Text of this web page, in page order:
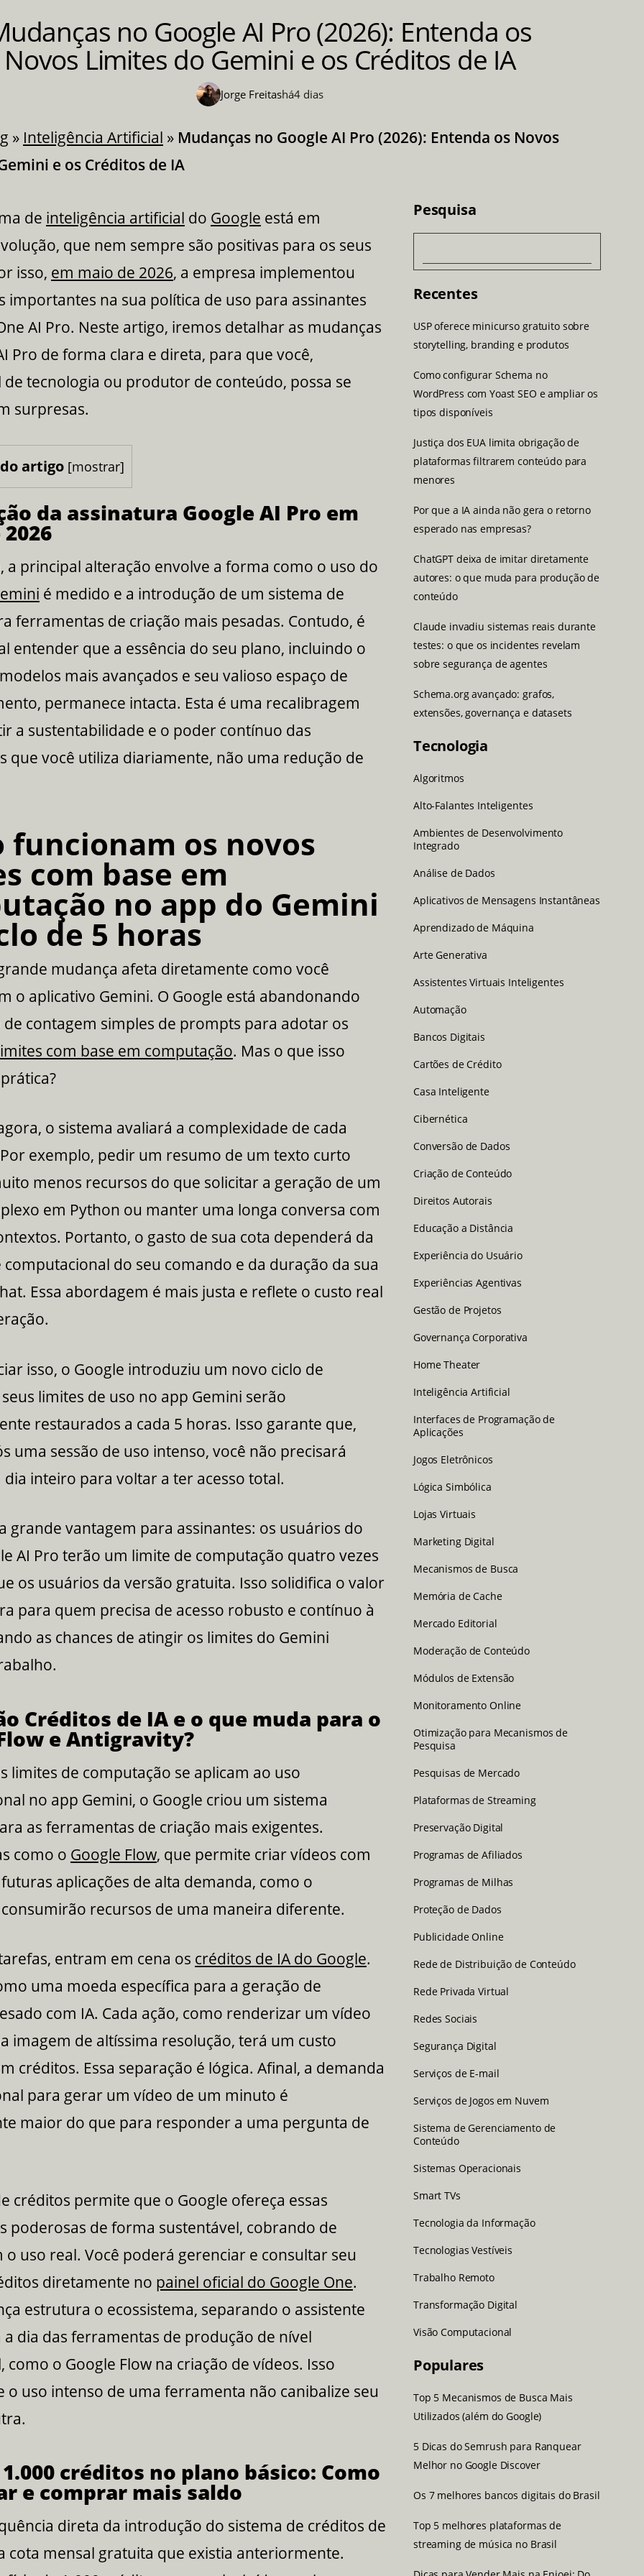
no Google AI Pro (2026): Entenda os
Novos Limites do Gemini e os Créditos de IA
Jorge Freitashá4 dias
» Inteligência Artificial » Mudanças no Google AI Pro (2026): Entenda os Novos
e os Créditos de IA
de inteligência artificial do Google está em
que nem sempre são positivas para os seus
isso, em maio de 2026, a empresa implementou
importantes na sua política de uso para assinantes
AI Pro. Neste artigo, iremos detalhar as mudanças
Pro de forma clara e direta, para que você,
tecnologia ou produtor de conteúdo, possa se
surpresas.
artigo [mostrar]
da assinatura Google AI Pro em
a principal alteração envolve a forma como o uso do
é medido e a introdução de um sistema de
ferramentas de criação mais pesadas. Contudo, é
entender que a essência do seu plano, incluindo o
mais avançados e seu valioso espaço de
permanece intacta. Esta é uma recalibragem
a sustentabilidade e o poder contínuo das
que você utiliza diariamente, não uma redução de
funcionam os novos
com base em
no app do Gemini
de 5 horas
mudança afeta diretamente como você
o aplicativo Gemini. O Google está abandonando
contagem simples de prompts para adotar os
com base em computação. Mas o que isso
o sistema avaliará a complexidade de cada
exemplo, pedir um resumo de um texto curto
menos recursos do que solicitar a geração de um
em Python ou manter uma longa conversa com
Portanto, o gasto de sua cota dependerá da
do seu comando e da duração da sua
Essa abordagem é mais justa e reflete o custo real
isso, o Google introduziu um novo ciclo de
limites de uso no app Gemini serão
restaurados a cada 5 horas. Isso garante que,
uma sessão de uso intenso, você não precisará
inteiro para voltar a ter acesso total.
grande vantagem para assinantes: os usuários do
AI Pro terão um limite de computação quatro vezes
os usuários da versão gratuita. Isso solidifica o valor
para quem precisa de acesso robusto e contínuo à
as chances de atingir os limites do Gemini
Créditos de IA e o que muda para o
e Antigravity?
limites de computação se aplicam ao uso
no app Gemini, o Google criou um sistema
as ferramentas de criação mais exigentes.
como o Google Flow, que permite criar vídeos com
aplicações de alta demanda, como o
recursos de uma maneira diferente.
entram em cena os créditos de IA do Google.
uma moeda específica para a geração de
com IA. Cada ação, como renderizar um vídeo
imagem de altíssima resolução, terá um custo
créditos. Essa separação é lógica. Afinal, a demanda
para gerar um vídeo de um minuto é
maior do que para responder a uma pergunta de
créditos permite que o Google ofereça essas
poderosas de forma sustentável, cobrando de
o uso real. Você poderá gerenciar e consultar seu
diretamente no painel oficial do Google One.
estrutura o ecossistema, separando o assistente
a dia das ferramentas de produção de nível
como o Google Flow na criação de vídeos. Isso
o uso intenso de uma ferramenta não canibalize seu
créditos no plano básico: Como
e comprar mais saldo
direta da introdução do sistema de créditos de
cota mensal gratuita que existia anteriormente.
Pesquisa
Recentes
USP oferece minicurso gratuito sobre
storytelling, branding e produtos
Como configurar Schema no
WordPress com Yoast SEO e ampliar os
tipos disponíveis
Justiça dos EUA limita obrigação de
plataformas filtrarem conteúdo para
menores
Por que a IA ainda não gera o retorno
esperado nas empresas?
ChatGPT deixa de imitar diretamente
autores: o que muda para produção de
conteúdo
Claude invadiu sistemas reais durante
testes: o que os incidentes revelam
sobre segurança de agentes
Schema.org avançado: grafos,
extensões, governança e datasets
Tecnologia
Algoritmos
Alto-Falantes Inteligentes
Ambientes de Desenvolvimento
Integrado
Análise de Dados
Aplicativos de Mensagens Instantâneas
Aprendizado de Máquina
Arte Generativa
Assistentes Virtuais Inteligentes
Automação
Bancos Digitais
Cartões de Crédito
Casa Inteligente
Cibernética
Conversão de Dados
Criação de Conteúdo
Direitos Autorais
Educação a Distância
Experiência do Usuário
Experiências Agentivas
Gestão de Projetos
Governança Corporativa
Home Theater
Inteligência Artificial
Interfaces de Programação de
Aplicações
Jogos Eletrônicos
Lógica Simbólica
Lojas Virtuais
Marketing Digital
Mecanismos de Busca
Memória de Cache
Mercado Editorial
Moderação de Conteúdo
Módulos de Extensão
Monitoramento Online
Otimização para Mecanismos de
Pesquisa
Pesquisas de Mercado
Plataformas de Streaming
Preservação Digital
Programas de Afiliados
Programas de Milhas
Proteção de Dados
Publicidade Online
Rede de Distribuição de Conteúdo
Rede Privada Virtual
Redes Sociais
Segurança Digital
Serviços de E-mail
Serviços de Jogos em Nuvem
Sistema de Gerenciamento de
Conteúdo
Sistemas Operacionais
Smart TVs
Tecnologia da Informação
Tecnologias Vestíveis
Trabalho Remoto
Transformação Digital
Visão Computacional
Populares
Top 5 Mecanismos de Busca Mais
Utilizados (além do Google)
5 Dicas do Semrush para Ranquear
Melhor no Google Discover
Os 7 melhores bancos digitais do Brasil
Top 5 melhores plataformas de
streaming de música no Brasil